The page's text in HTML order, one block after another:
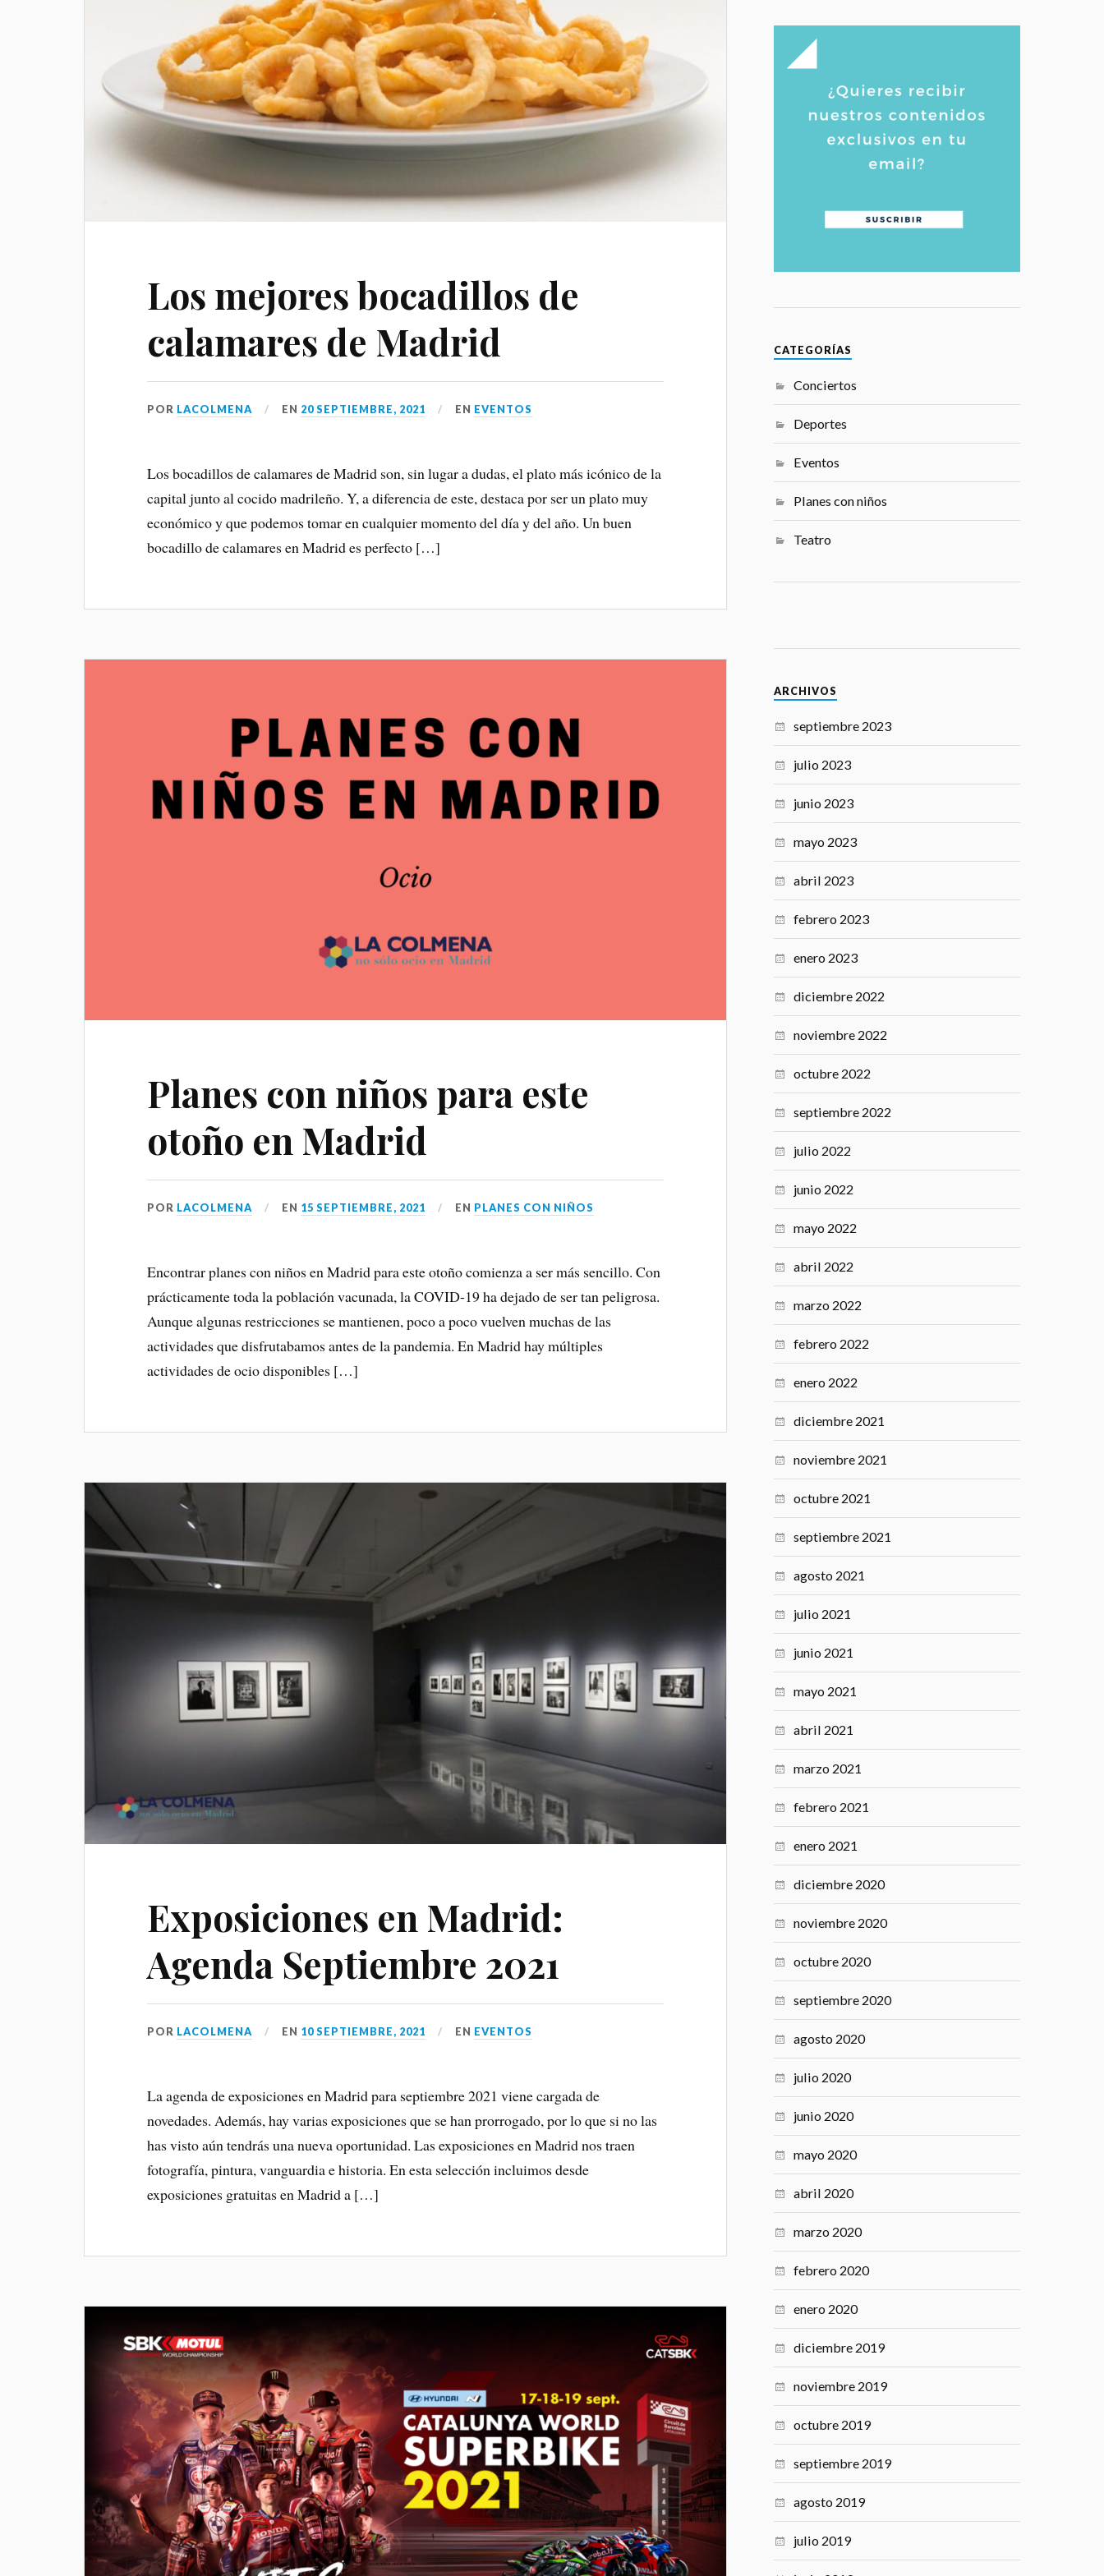
Los mejores bocadillos de
calamares de Madrid
POR LACOLMENA EN 20 SEPTIEMBRE, 2021 EN EVENTOS
Los bocadillos de calamares de Madrid son, sin lugar a dudas, el plato más icónico de la
capital junto al cocido madrileño. Y, a diferencia de este, destaca por ser un plato muy
económico y que podemos tomar en cualquier momento del día y del año. Un buen
bocadillo de calamares en Madrid es perfecto […]
Planes con niños para este
otoño en Madrid
POR LACOLMENA EN 15 SEPTIEMBRE, 2021 EN PLANES CON NIÑOS
Encontrar planes con niños en Madrid para este otoño comienza a ser más sencillo. Con
prácticamente toda la población vacunada, la COVID-19 ha dejado de ser tan peligrosa.
Aunque algunas restricciones se mantienen, poco a poco vuelven muchas de las
actividades que disfrutabamos antes de la pandemia. En Madrid hay múltiples
actividades de ocio disponibles […]
Exposiciones en Madrid:
Agenda Septiembre 2021
POR LACOLMENA EN 10 SEPTIEMBRE, 2021 EN EVENTOS
La agenda de exposiciones en Madrid para septiembre 2021 viene cargada de
novedades. Además, hay varias exposiciones que se han prorrogado, por lo que si no las
has visto aún tendrás una nueva oportunidad. Las exposiciones en Madrid nos traen
fotografía, pintura, vanguardia e historia. En esta selección incluimos desde
exposiciones gratuitas en Madrid a […]
CATEGORÍAS
Conciertos
Deportes
Eventos
Planes con niños
Teatro
ARCHIVOS
septiembre 2023
julio 2023
junio 2023
mayo 2023
abril 2023
febrero 2023
enero 2023
diciembre 2022
noviembre 2022
octubre 2022
septiembre 2022
julio 2022
junio 2022
mayo 2022
abril 2022
marzo 2022
febrero 2022
enero 2022
diciembre 2021
noviembre 2021
octubre 2021
septiembre 2021
agosto 2021
julio 2021
junio 2021
mayo 2021
abril 2021
marzo 2021
febrero 2021
enero 2021
diciembre 2020
noviembre 2020
octubre 2020
septiembre 2020
agosto 2020
julio 2020
junio 2020
mayo 2020
abril 2020
marzo 2020
febrero 2020
enero 2020
diciembre 2019
noviembre 2019
octubre 2019
septiembre 2019
agosto 2019
julio 2019